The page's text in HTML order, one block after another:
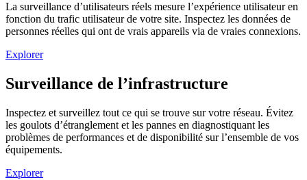
La surveillance d’utilisateurs réels mesure l’expérience utilisateur en
fonction du trafic utilisateur de votre site. Inspectez les données de
personnes réelles qui ont de vrais appareils via de vraies connexions.
Explorer
Surveillance de l’infrastructure
Inspectez et surveillez tout ce qui se trouve sur votre réseau. Évitez
les goulots d’étranglement et les pannes en diagnostiquant les
problèmes de performances et de disponibilité sur l’ensemble de vos
équipements.
Explorer